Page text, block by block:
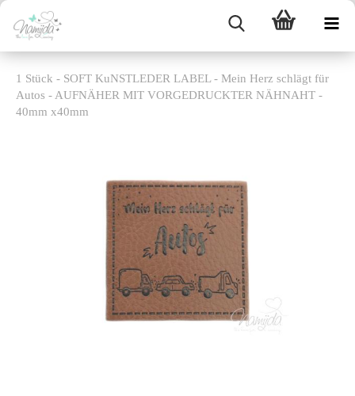
1 Stück - SOFT KuNSTLEDER LABEL - Mein Herz schlägt für
Autos - AUFNÄHER MIT VORGEDRUCKTER NÄHNAHT -
40mm x40mm